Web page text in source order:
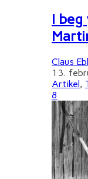
I
Claus
13.
Artikel,
8